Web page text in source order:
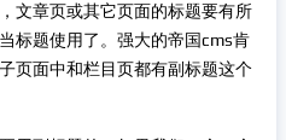
文章页或其它页面的标题要有所
标题使用了。强大的帝国cms肯
页面中和栏目页都有副标题这个